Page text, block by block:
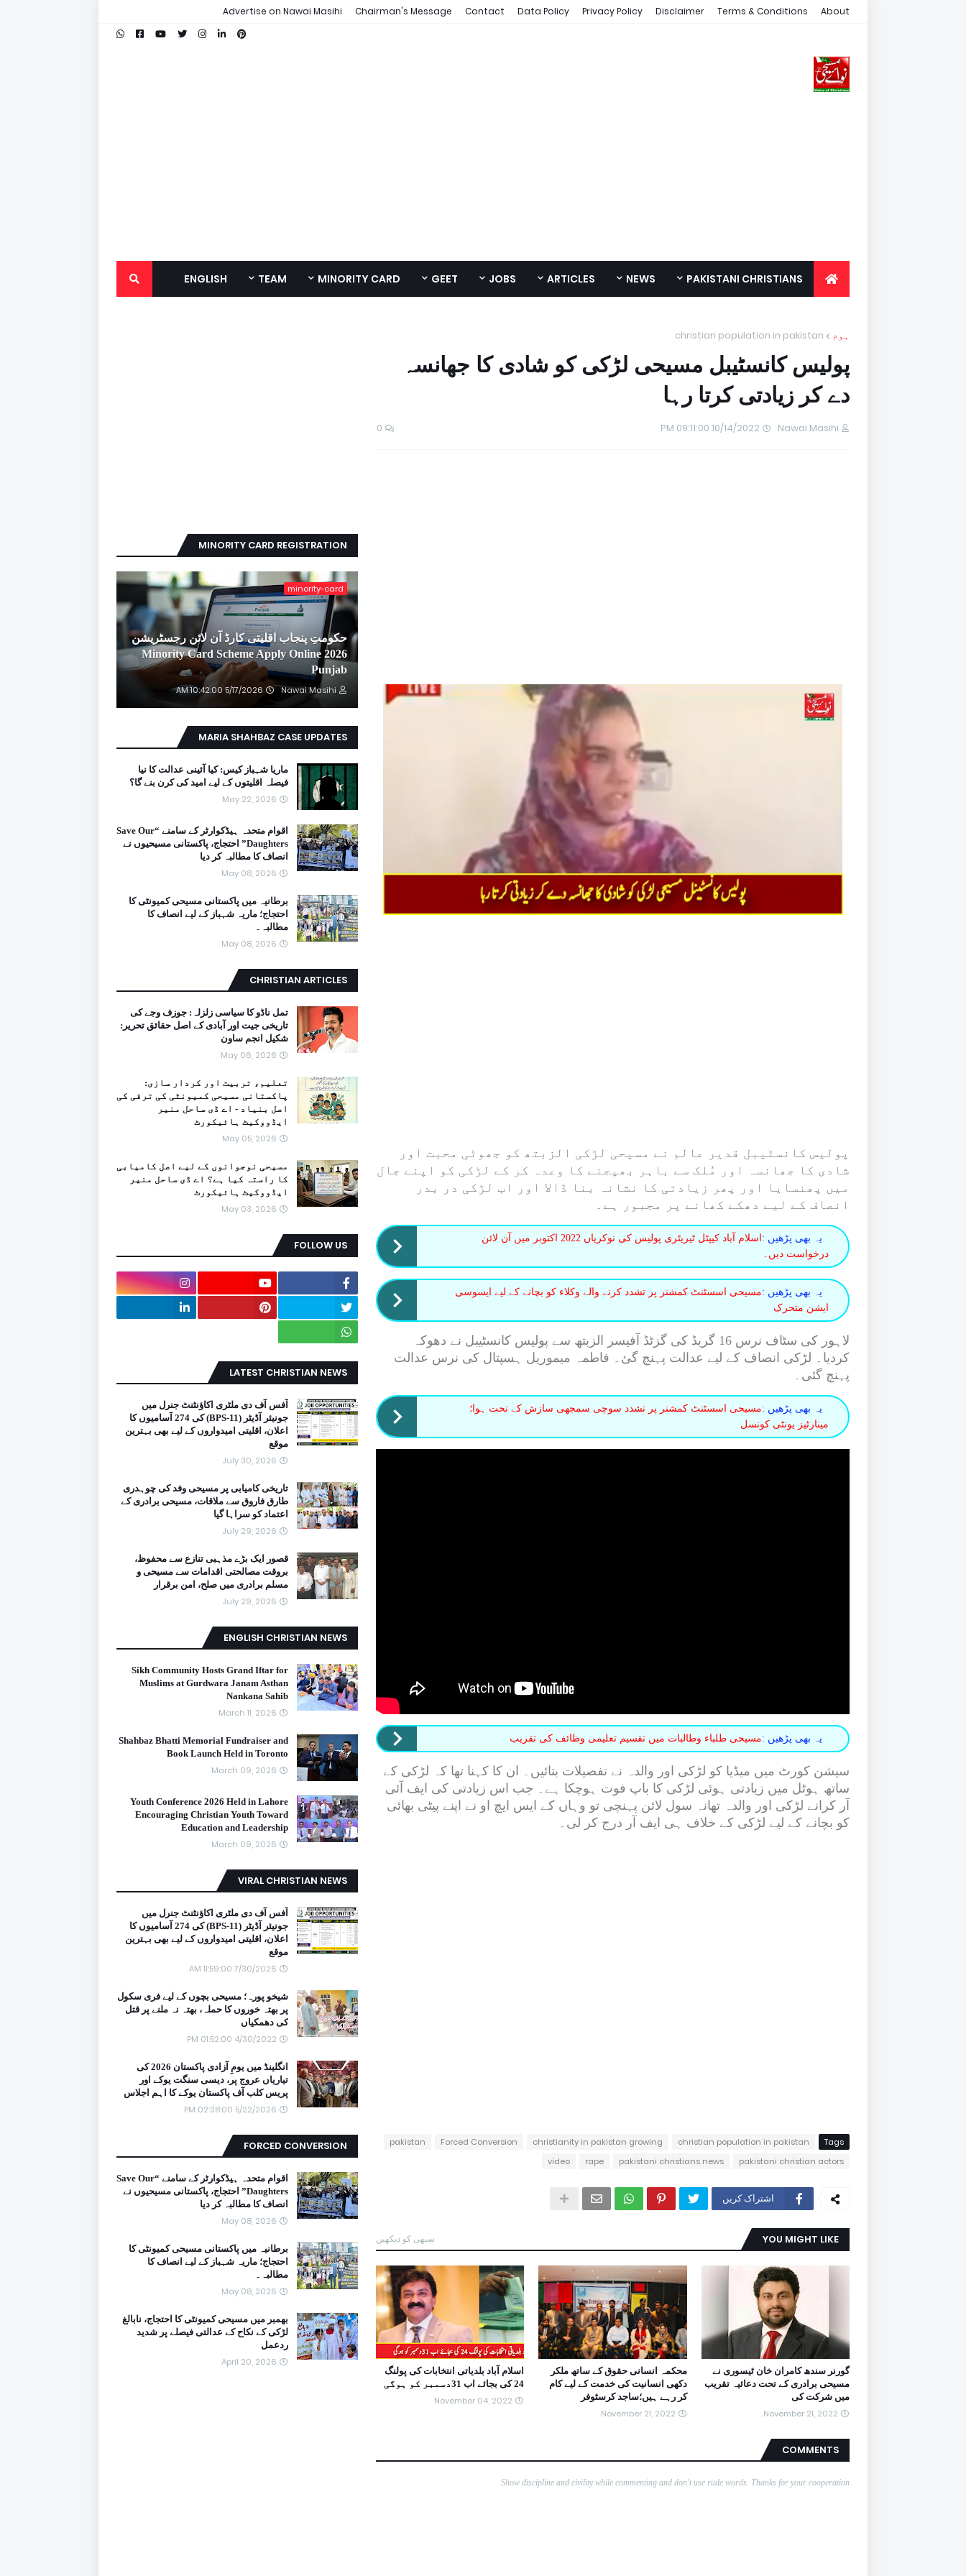
About
Terms & Conditions
Disclaimer
Privacy Policy
Data Policy
Contact
Chairman's Message
Advertise on Nawai Masihi
PAKISTANI CHRISTIANS
NEWS
ARTICLES
JOBS
GEET
MINORITY CARD
TEAM
ENGLISH
ہوم christian population in pakistan
پولیس کانسٹیبل مسیحی لڑکی کو شادی کا جھانسہ
دے کر زیادتی کرتا رہا
Nawai Masihi
10/14/2022 09:11:00 PM
0
پولیس کانسٹیبل قدیر عالم نے مسیحی لڑکی الزبتھ کو جھوٹی محبت اور
شادی کا جھانسہ اور مُلک سے باہر بھیجنے کا وعدہ کر کے لڑکی کو اپنے جال
میں پھنسایا اور پھر زیادتی کا نشانہ بنا ڈالا اور اب لڑکی در بدر
انصاف کے لیے دھکے کھانے پر مجبور ہے۔
یہ بھی پڑھیں :
اسلام آباد کیپٹل ٹیریٹری پولیس کی نوکریاں 2022 اکتوبر میں آن لائن
درخواست دیں۔
یہ بھی پڑھیں :مسیحی اسسٹنٹ کمشنر پر تشدد کرنے والے وکلاء کو بچانے کے لیے ایسوسی
ایشن متحرک
لاہور کی سٹاف نرس 16 گریڈ کی گزٹڈ آفیسر الزبتھ سے پولیس کانسٹیبل نے دھوکہ
کردیا۔ لڑکی انصاف کے لیے عدالت پہنچ گئ۔ فاطمہ میموریل ہسپتال کی نرس عدالت
پہنچ گئی۔
یہ بھی پڑھیں :مسیحی اسسٹنٹ کمشنر پر تشدد سوچی سمجھی سازش کے تحت ہوا؛
مینارٹیز یونٹی کونسل
یہ بھی پڑھیں :مسیحی طلباء وطالبات میں تقسیم تعلیمی وظائف کی تقریب
سیشن کورٹ میں میڈیا کو لڑکی اور والدہ نے تفصیلات بتائیں۔ ان کا کہنا تھا کہ لڑکی کے
ساتھ ہوٹل میں زیادتی ہوئی لڑکی کا باپ فوت ہوچکا ہے۔ جب اس زیادتی کی ایف آئی
آر کرانے لڑکی اور والدہ تھانہ سول لائن پہنچی تو وہاں کے ایس ایچ او نے اپنے پیٹی بھائی
کو بچانے کے لیے لڑکی کے خلاف ہی ایف آر درج کر لی۔
Tags
christian population in pakistan
christianity in pakistan growing
Forced Conversion
pakistan
pakistani christian actors
pakistani christians news
rape
video
اشتراک کریں
YOU MIGHT LIKE سبھی کو دیکھیں
گورنر سندھ کامران خان ٹیسوری نے
مسیحی برادری کے تحت دعائیہ تقریب
میں شرکت کی
November 21, 2022
محکمہ انسانی حقوق کے ساتھ ملکر
دکھی انسانیت کی خدمت کے لیے کام
کر رہے ہیں؛ساجد کرسٹوفر
November 21, 2022
اسلام آباد بلدیاتی انتخابات کی پولنگ
24 کی بجائے اب 31دسمبر کو ہوگی
November 04, 2022
COMMENTS
Show discipline and civility while commenting and don't use rude words. Thanks for your cooperation
MINORITY CARD REGISTRATION
minority-card
حکومتِ پنجاب اقلیتی کارڈ آن لائن رجسٹریشن
2026 Minority Card Scheme Apply Online
Punjab
Nawai Masihi
5/17/2026 10:42:00 AM
MARIA SHAHBAZ CASE UPDATES
ماریا شہباز کیس: کیا آئینی عدالت کا نیا
فیصلہ اقلیتوں کے لیے امید کی کرن بنے گا؟
May 22, 2026
اقوام متحدہ ہیڈکوارٹر کے سامنے “Save Our
Daughters” احتجاج، پاکستانی مسیحیوں نے
انصاف کا مطالبہ کر دیا
May 08, 2026
برطانیہ میں پاکستانی مسیحی کمیونٹی کا
احتجاج؛ ماریہ شہباز کے لیے انصاف کا
مطالبہ۔
May 08, 2026
CHRISTIAN ARTICLES
تمل ناڈو کا سیاسی زلزلہ: جوزف وجے کی
تاریخی جیت اور آبادی کے اصل حقائق تحریر:
شکیل انجم ساون
May 06, 2026
تعلیم، تربیت اور کردار سازی:
پاکستانی مسیحی کمیونٹی کی ترقی کی
اصل بنیاد - اے ڈی ساحل منیر
ایڈووکیٹ ہائیکورٹ
May 05, 2026
مسیحی نوجوانوں کے لیے اصل کامیابی
کا راستہ کیا ہے؟ اے ڈی ساحل منیر
ایڈووکیٹ ہائیکورٹ
May 03, 2026
FOLLOW US
LATEST CHRISTIAN NEWS
آفس آف دی ملٹری اکاؤنٹنٹ جنرل میں
جونیئر آڈیٹر (BPS-11) کی 274 آسامیوں کا
اعلان، اقلیتی امیدواروں کے لیے بھی بہترین
موقع
July 30, 2026
تاریخی کامیابی پر مسیحی وفد کی چوہدری
طارق فاروق سے ملاقات، مسیحی برادری کے
اعتماد کو سراہا گیا
July 29, 2026
قصور ایک بڑے مذہبی تنازع سے محفوظ،
بروقت مصالحتی اقدامات سے مسیحی و
مسلم برادری میں صلح، امن برقرار
July 29, 2026
ENGLISH CHRISTIAN NEWS
Sikh Community Hosts Grand Iftar for
Muslims at Gurdwara Janam Asthan
Nankana Sahib
March 11, 2026
Shahbaz Bhatti Memorial Fundraiser and
Book Launch Held in Toronto
March 09, 2026
Youth Conference 2026 Held in Lahore
Encouraging Christian Youth Toward
Education and Leadership
March 09, 2026
VIRAL CHRISTIAN NEWS
آفس آف دی ملٹری اکاؤنٹنٹ جنرل میں
جونیئر آڈیٹر (BPS-11) کی 274 آسامیوں کا
اعلان، اقلیتی امیدواروں کے لیے بھی بہترین
موقع
7/30/2026 11:59:00 AM
شیخو پورہ؛ مسیحی بچوں کے لیے فری سکول
پر بھتہ خوروں کا حملہ، بھتہ نہ ملنے پر قتل
کی دھمکیاں
4/30/2022 01:52:00 PM
انگلینڈ میں یومِ آزادی پاکستان 2026 کی
تیاریاں عروج پر، دیسی سنگت یوکے اور
پریس کلب آف پاکستان یوکے کا اہم اجلاس
5/22/2026 02:38:00 PM
FORCED CONVERSION
اقوام متحدہ ہیڈکوارٹر کے سامنے “Save Our
Daughters” احتجاج، پاکستانی مسیحیوں نے
انصاف کا مطالبہ کر دیا
May 08, 2026
برطانیہ میں پاکستانی مسیحی کمیونٹی کا
احتجاج؛ ماریہ شہباز کے لیے انصاف کا
مطالبہ۔
May 08, 2026
بھمبر میں مسیحی کمیونٹی کا احتجاج، نابالغ
لڑکی کے نکاح کے عدالتی فیصلے پر شدید
ردعمل
April 20, 2026